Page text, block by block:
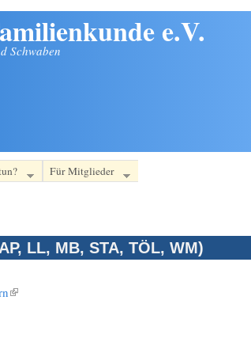
e.V.
Schwaben
Für Mitglieder
LL, MB, STA, TÖL, WM)
(Link ist extern)